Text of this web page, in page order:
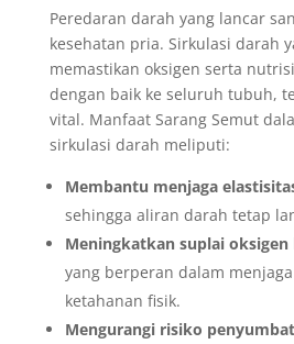
Peredaran darah yang lancar
kesehatan pria. Sirkulasi darah
memastikan oksigen serta
dengan baik ke seluruh tubuh,
vital. Manfaat Sarang Semut
sirkulasi darah meliputi:
Membantu menjaga
sehingga aliran darah tetap
Meningkatkan suplai
yang berperan dalam
ketahanan fisik.
Mengurangi risiko